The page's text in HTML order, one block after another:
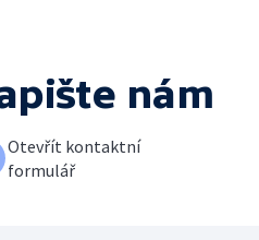
nám
Otevřít kontaktní
formulář